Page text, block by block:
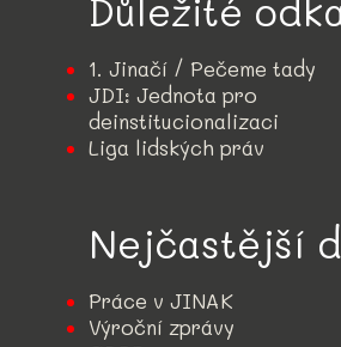
Důležité
1. Jinačí / Pečeme tady
JDI: Jednota pro
deinstitucionalizaci
Liga lidských práv
Nejčastější
Práce v JINAK
Výroční zprávy